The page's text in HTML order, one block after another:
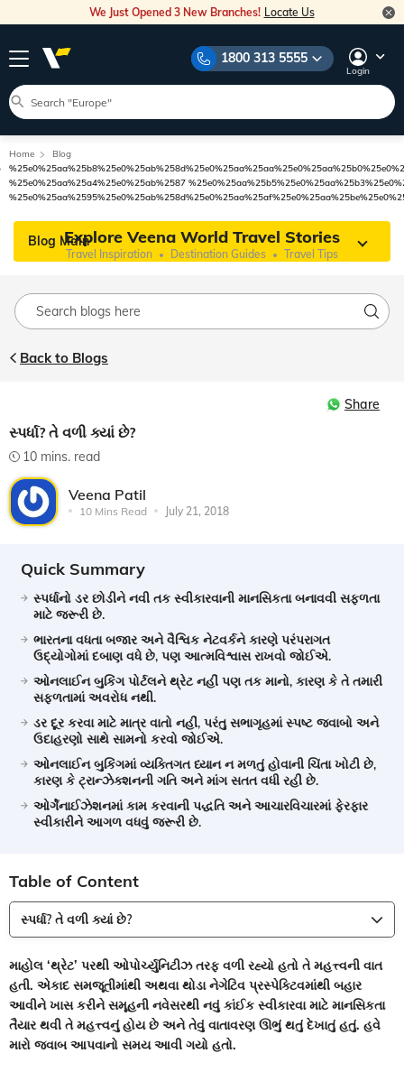
We Just Opened 3 New Branches! Locate Us
1800 313 5555
Login
Home
Blog
%25e0%25aa%25a4%25e0%25ab%2587
Explore Veena World Travel Stories
Travel Inspiration Destination Guides Travel Tips
Blog Main
Back to Blogs
Share
સ્પર્ધા? તે વળી ક્યાં છે?
10 mins. read
Veena Patil
10 Mins Read July 21, 2018
Quick Summary
સ્પર્ધાનો ડર છોડીને નવી તક સ્વીકારવાની માનસિકતા બનાવવી સફળતા
માટે જરૂરી છે.
ભારતના વધતા બજાર અને વૈશ્વિક નેટવર્કને કારણે પરંપરાગત
ઉદ્યોગોમાં દબાણ વધે છે, પણ આત્મવિશ્વાસ રાખવો જોઈએ.
ઓનલાઈન બુકિંગ પોર્ટલને થ્રેટ નહીં પણ તક માનો, કારણ કે તે તમારી
સફળતામાં અવરોધ નથી.
ડર દૂર કરવા માટે માત્ર વાતો નહીં, પરંતુ સભાગૃહમાં સ્પષ્ટ જવાબો અને
ઉદાહરણો સાથે સામનો કરવો જોઈએ.
ઓનલાઈન બુકિંગમાં વ્યક્તિગત ધ્યાન ન મળતું હોવાની ચિંતા ખોટી છે,
કારણ કે ટ્રાન્ઝેક્શનની ગતિ અને માંગ સતત વધી રહી છે.
ઓર્ગેનાઈઝેશનમાં કામ કરવાની પદ્ધતિ અને આચારવિચારમાં ફેરફાર
સ્વીકારીને આગળ વધવું જરૂરી છે.
Table of Content
સ્પર્ધા? તે વળી ક્યાં છે?
માહોલ ‘થ્રેટ’ પરથી ઓપોર્ચ્યુનિટીઝ તરફ વળી રહ્યો હતો તે મહત્ત્વની વાત
હતી. એકાદ સમજૂતીમાંથી અથવા થોડા નેગેટિવ પ્રસ્પેક્ટિવમાંથી બહાર
આવીને ખાસ કરીને સમૂહની નવેસરથી નવું કાંઈક સ્વીકારવા માટે માનસિકતા
તૈયાર થવી તે મહત્ત્વનું હોય છે અને તેવું વાતાવરણ ઊભું થતું દેખાતું હતું. હવે
મારો જવાબ આપવાનો સમય આવી ગયો હતો.